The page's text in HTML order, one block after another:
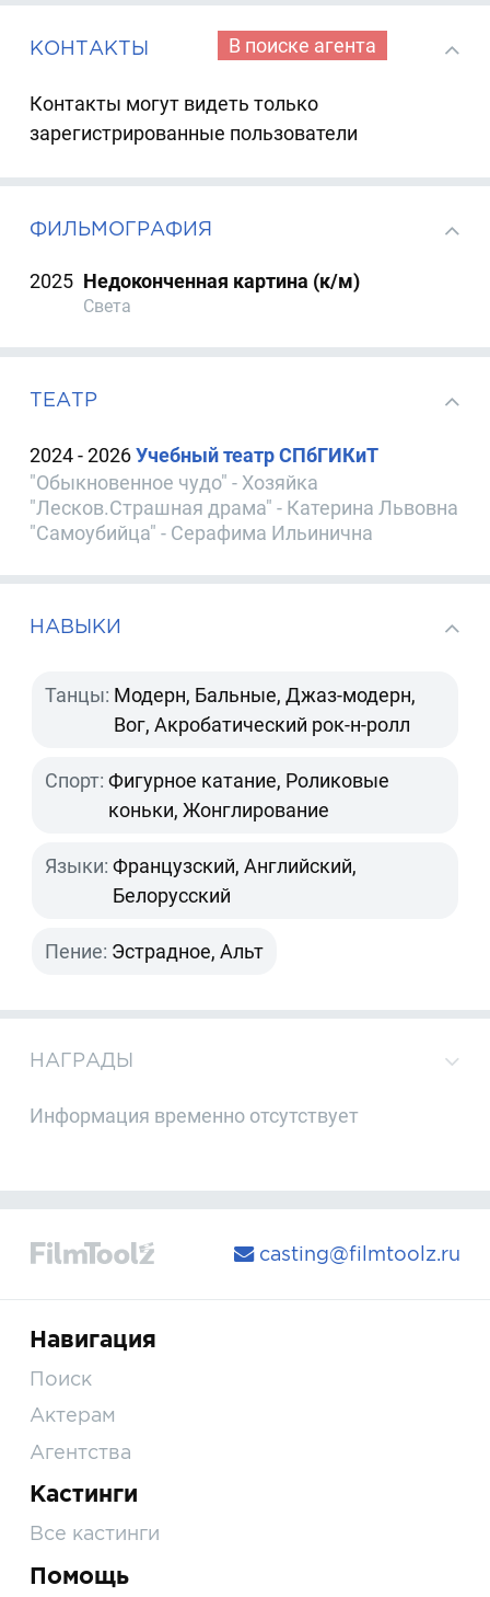
КОНТАКТЫ В поиске агента
Контакты могут видеть только
зарегистрированные пользователи
ФИЛЬМОГРАФИЯ
2025 Недоконченная картина (к/м)
Света
ТЕАТР
2024 - 2026Учебный театр СПбГИКиТ
"Обыкновенное чудо" - Хозяйка
"Лесков.Страшная драма" - Катерина Львовна
"Самоубийца" - Серафима Ильинична
НАВЫКИ
Танцы: Модерн, Бальные, Джаз-модерн,
Вог, Акробатический рок-н-ролл
Спорт: Фигурное катание, Роликовые
коньки, Жонглирование
Языки: Французский, Английский,
Белорусский
Пение: Эстрадное, Альт
НАГРАДЫ
Информация временно отсутствует
casting@filmtoolz.ru
Навигация
Поиск
Актерам
Агентства
Кастинги
Все кастинги
Помощь